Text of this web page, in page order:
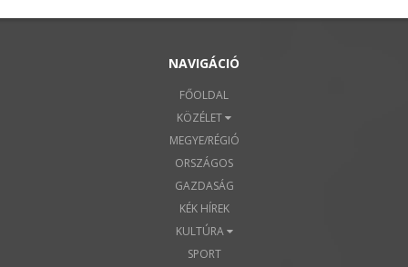
NAVIGÁCIÓ
FŐOLDAL
KÖZÉLET
MEGYE/RÉGIÓ
ORSZÁGOS
GAZDASÁG
KÉK HÍREK
KULTÚRA
SPORT